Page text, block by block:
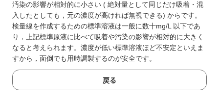
汚染の影響が相対的に小さい ( 絶対量として同じだけ吸着・混
入したとしても，元の濃度が高ければ無視できる) からです。
検量線を作成するための標準溶液は一般に数十mg/L 以下であ
り，上記標準原液に比べて吸着や汚染の影響が相対的に大きく
なると考えられます。濃度が低い標準溶液ほど不安定といえま
すから，面倒でも用時調製するのが安全です。
戻る